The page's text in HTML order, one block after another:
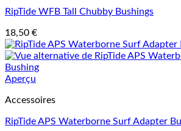
RipTide WFB Tall Chubby Bushings
18,50 €
Aperçu
Accessoires
RipTide APS Waterborne Surf Adapter